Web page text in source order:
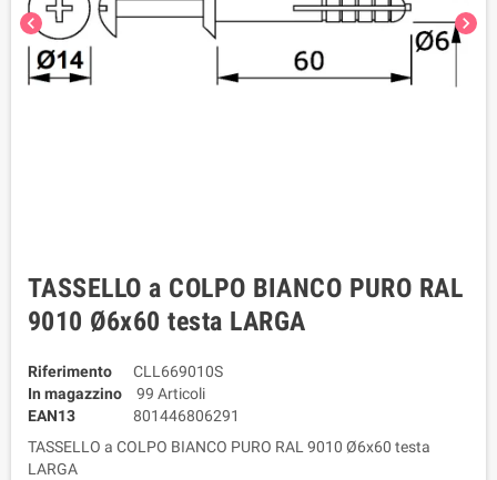
chevron_left chevron_right
TASSELLO a COLPO BIANCO PURO RAL
9010 Ø6x60 testa LARGA
Riferimento
CLL669010S
In magazzino
99 Articoli
EAN13
801446806291
TASSELLO a COLPO BIANCO PURO RAL 9010 Ø6x60 testa
LARGA